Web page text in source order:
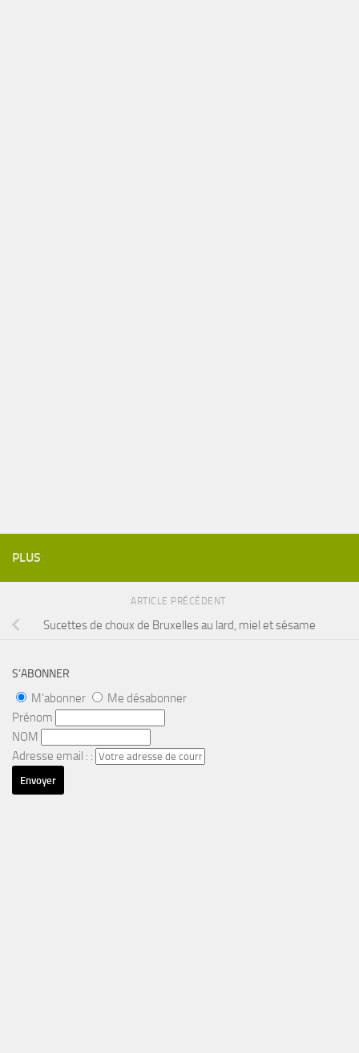
PLUS
ARTICLE PRÉCÉDENT
Sucettes de choux de Bruxelles au lard, miel et sésame
S’ABONNER
M'abonner
Me désabonner
Prénom
NOM
Adresse email : :